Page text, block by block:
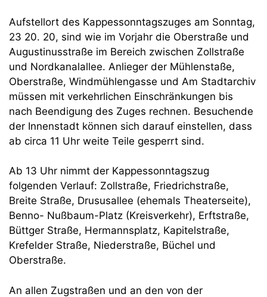
Aufstellort des Kappessonntagszuges am Sonntag,
23 20. 20, sind wie im Vorjahr die Oberstraße und
Augustinusstraße im Bereich zwischen Zollstraße
und Nordkanalallee. Anlieger der Mühlenstaße,
Oberstraße, Windmühlengasse und Am Stadtarchiv
müssen mit verkehrlichen Einschränkungen bis
nach Beendigung des Zuges rechnen. Besuchende
der Innenstadt können sich darauf einstellen, dass
ab circa 11 Uhr weite Teile gesperrt sind.
Ab 13 Uhr nimmt der Kappessonntagszug
folgenden Verlauf: Zollstraße, Friedrichstraße,
Breite Straße, Drususallee (ehemals Theaterseite),
Benno- Nußbaum-Platz (Kreisverkehr), Erftstraße,
Büttger Straße, Hermannsplatz, Kapitelstraße,
Krefelder Straße, Niederstraße, Büchel und
Oberstraße.
An allen Zugstraßen und an den von der